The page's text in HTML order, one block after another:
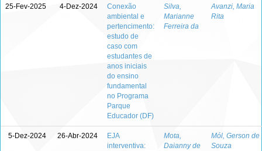
25-Fev-2025 4-Dez-2024
Conexão
ambiental e
pertencimento:
estudo de
caso com
estudantes de
anos iniciais
do ensino
fundamental
no Programa
Parque
Educador (DF)
Silva,
Marianne
Ferreira da
Avanzi, Maria
Rita
5-Dez-2024 26-Abr-2024
EJA
interventiva:
Mota,
Daianny de
Mól, Gerson de
Souza